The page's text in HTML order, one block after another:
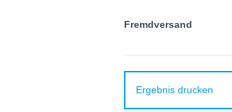
Fremdversand
Ergebnis drucken